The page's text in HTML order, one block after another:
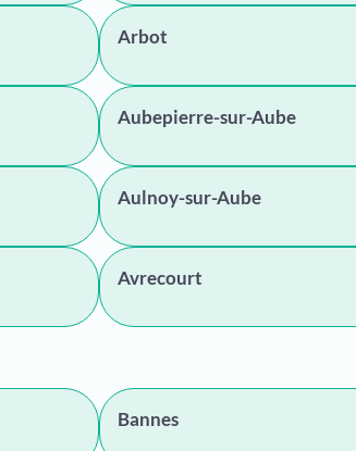
Arbot
Aubepierre-sur-Aube
Aulnoy-sur-Aube
Avrecourt
Bannes